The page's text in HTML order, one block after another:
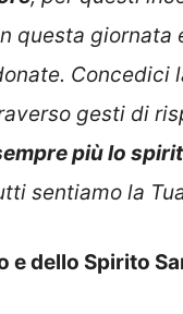
questa giornata
Concedici
gesti di
più lo
sentiamo la
e dello Spirito